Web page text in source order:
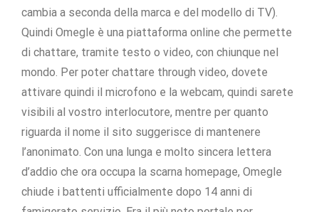
cambia a seconda della marca e del modello di TV).
Quindi Omegle è una piattaforma online che permette
di chattare, tramite testo o video, con chiunque nel
mondo. Per poter chattare through video, dovete
attivare quindi il microfono e la webcam, quindi sarete
visibili al vostro interlocutore, mentre per quanto
riguarda il nome il sito suggerisce di mantenere
l’anonimato. Con una lunga e molto sincera lettera
d’addio che ora occupa la scarna homepage, Omegle
chiude i battenti ufficialmente dopo 14 anni di